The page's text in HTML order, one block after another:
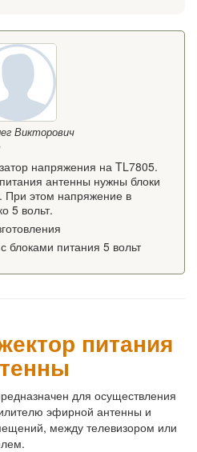
Викторович
напряжения на TL7805.
антенны нужны блоки
При этом напряжение в
5 вольт.
блоками питания 5 вольт
питания
для осуществления
эфирной антенны и
между телевизором или